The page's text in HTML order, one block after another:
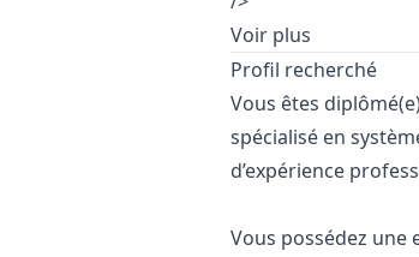
Voir plus
Profil recherché
Vous êtes
spécialisé en
d’expérience
Vous possédez une